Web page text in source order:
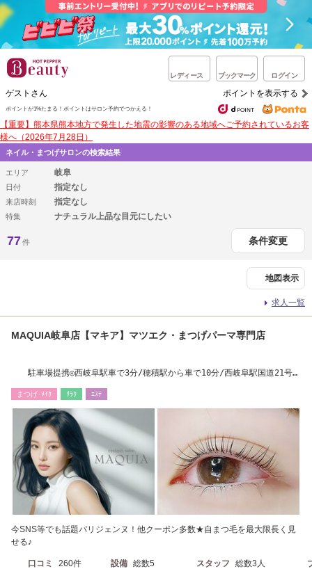
レディース ブックマーク ログイン
ゲストさん ポイントを表示する
ポイントが1%たまる！ ポイントはサロン予約でつかえる！
【重要】熊本県熊本地方で発生した地震の影響のある地域へご予約されているお客
様へ（2026年7月28日）
ネイル・まつげサロンの検索結果
エリア 岐阜
日付 指定なし
来店時刻 指定なし
特集 ナチュラル上品な目元にしたい
77件 条件変更
地図表示
求人一覧
MAQUIA岐阜店【マキア】マツエク・まつげパーマ専門店
駐車場提携◎西岐阜駅車で3分/穂積駅から車で10分/西岐阜駅国道21号線
まつげ･ﾒｲｸ ﾘﾗｸ ｴｽﾃ
今SNS等でも話題パリジェンヌ！他クーポン多数★自まつ毛を最大限長く見
せる♪
口コミ 260件 設備 総数5 スタッフ 総数3人